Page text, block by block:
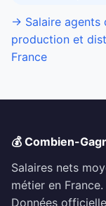
→ Salaire agents
production et
France
💰 Combien-
Salaires nets
métier en France.
Données